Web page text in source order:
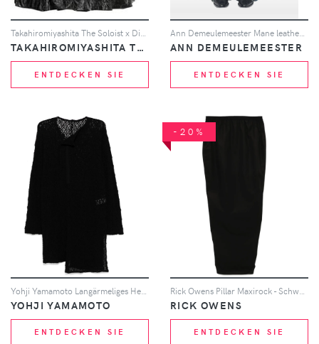
Takahiromiyashita The Soloist x Disney Rock mit Micky-Maus-Print - Schwarz
TAKAHIROMIYASHITA THE SOLOIST
ENTDECKEN SIE
Ann Demeulemeester Mane leather kilt - Schwarz
ANN DEMEULEMEESTER
ENTDECKEN SIE
YOHJI YAMAMOTO
ENTDECKEN SIE
-20%
RICK OWENS
ENTDECKEN SIE